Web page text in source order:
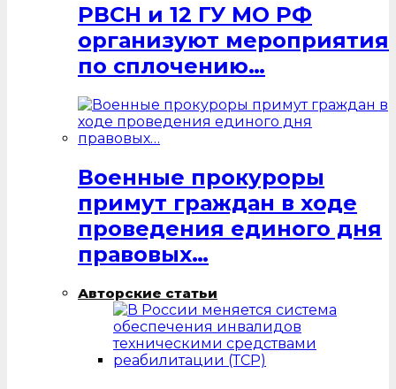
РВСН и 12 ГУ МО РФ
организуют мероприятия
по сплочению…
Военные прокуроры
примут граждан в ходе
проведения единого дня
правовых…
Авторские статьи